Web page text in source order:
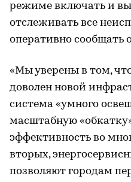
режиме включать и
отслеживать все
оперативно сообщать
«Мы уверены в том,
доволен новой
система «умного
масштабную
эффективность во
вторых,
позволяют городам